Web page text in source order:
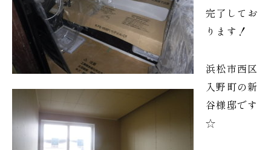
完了してお
ります！
浜松市西区
入野町の新
谷様邸です
☆